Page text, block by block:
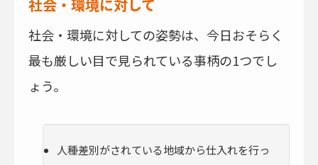
社会・環境に対して
社会・環境に対しての姿勢は、今日おそらく
最も厳しい目で見られている事柄の1つでし
ょう。
人種差別がされている地域から仕入れを行っ